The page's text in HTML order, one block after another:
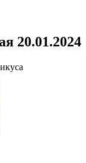
20.01.2024